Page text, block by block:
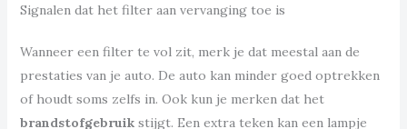
Signalen dat het filter aan vervanging toe is
Wanneer een filter te vol zit, merk je dat meestal aan de
prestaties van je auto. De auto kan minder goed optrekken
of houdt soms zelfs in. Ook kun je merken dat het
brandstofgebruikstijgt. Een extra teken kan een lampje